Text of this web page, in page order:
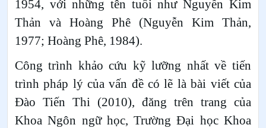
1954, với những tên tuổi như Nguyễn Kim
Thản và Hoàng Phê (Nguyễn Kim Thản,
1977; Hoàng Phê, 1984).
Công trình khảo cứu kỹ lưỡng nhất về tiến
trình pháp lý của vấn đề có lẽ là bài viết của
Đào Tiến Thi (2010), đăng trên trang của
Khoa Ngôn ngữ học, Trường Đại học Khoa